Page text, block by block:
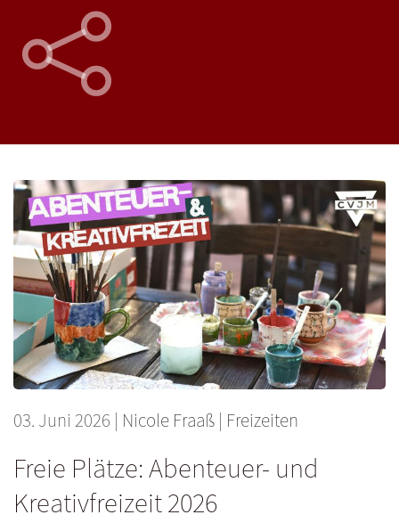
03. Juni 2026 | Nicole Fraaß | Freizeiten
Freie Plätze: Abenteuer- und
Kreativfreizeit 2026